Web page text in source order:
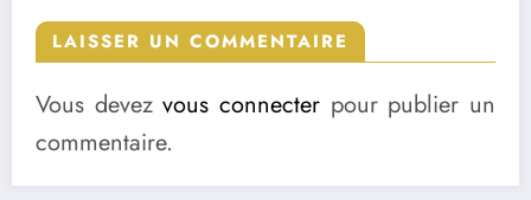
LAISSER UN COMMENTAIRE
Vous devezvous connecter pour publier un
commentaire.